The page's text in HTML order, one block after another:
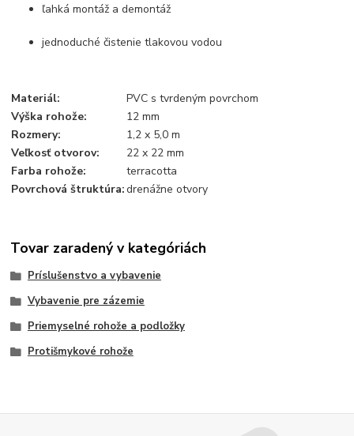
ľahká montáž a demontáž
jednoduché čistenie tlakovou vodou
Materiál:
PVC s tvrdeným povrchom
Výška rohože:
12 mm
Rozmery:
1,2 x 5,0 m
Veľkosť otvorov:
22 x 22 mm
Farba rohože:
terracotta
Povrchová štruktúra:drenážne otvory
Tovar zaradený v kategóriách
Príslušenstvo a vybavenie
Vybavenie pre zázemie
Priemyselné rohože a podložky
Protišmykové rohože